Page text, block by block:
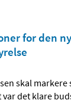
for den
skal markere
det klare